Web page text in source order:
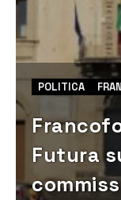
POLITICA
Futura